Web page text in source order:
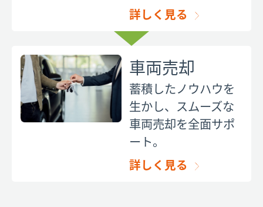
詳しく見る
車両売却
蓄積したノウハウを
生かし、スムーズな
車両売却を全面サポ
ート。
詳しく見る